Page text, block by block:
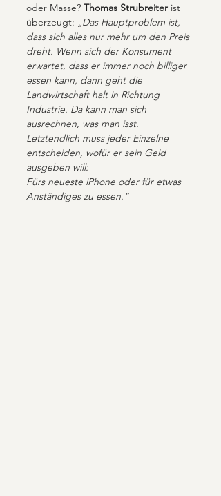
oder Masse? Thomas Strubreiter ist
überzeugt: „Das Hauptproblem ist,
dass sich alles nur mehr um den Preis
dreht. Wenn sich der Konsument
erwartet, dass er immer noch billiger
essen kann, dann geht die
Landwirtschaft halt in Richtung
Industrie. Da kann man sich
ausrechnen, was man isst.
Letztendlich muss jeder Einzelne
entscheiden, wofür er sein Geld
ausgeben will:
Fürs neueste iPhone oder für etwas
Anständiges zu essen.“